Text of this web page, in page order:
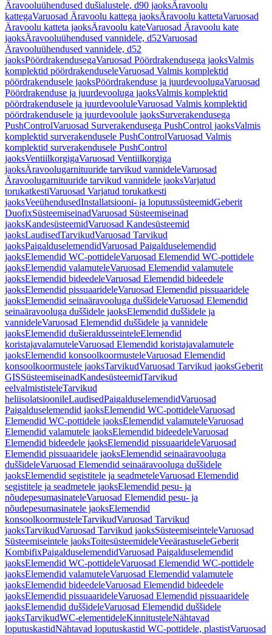
Äravooluühendused dušialustele, d90 jaoksÄravoolu
kattegaVaruosad Äravoolu kattega jaoksÄravoolu kattetaVaruosad
Äravoolu katteta jaoksÄravoolu kateVaruosad Äravoolu kate
jaoksÄravooluühendused vannidele, d52Varuosad
Äravooluühendused vannidele, d52
jaoksPöördrakendusegaVaruosad Pöördrakendusega jaoksValmis
komplektid pöördrakenduseleVaruosad Valmis komplektid
pöördrakendusele jaoksPöördrakenduse ja juurdevoolugaVaruosad
Pöördrakenduse ja juurdevooluga jaoksValmis komplektid
pöördrakendusele ja juurdevooluleVaruosad Valmis komplektid
pöördrakendusele ja juurdevoolule jaoksSurverakendusega
PushControlVaruosad Surverakendusega PushControl jaoksValmis
komplektid surverakendusele PushControlVaruosad Valmis
komplektid surverakendusele PushControl
jaoksVentiilkorgigaVaruosad Ventiilkorgiga
jaoksÄravoolugarnituuride tarvikud vannideleVaruosad
Äravoolugarnituuride tarvikud vannidele jaoksVarjatud
torukatkestiVaruosad Varjatud torukatkesti
jaoksVeeühendusedInstallatsiooni- ja loputussüsteemidGeberit
DuofixSüsteemiseinadVaruosad Süsteemiseinad
jaoksKandesüsteemidVaruosad Kandesüsteemid
jaoksLaudisedTarvikudVaruosad Tarvikud
jaoksPaigalduselemendidVaruosad Paigalduselemendid
jaoksElemendid WC-pottideleVaruosad Elemendid WC-pottidele
jaoksElemendid valamuteleVaruosad Elemendid valamutele
jaoksElemendid bideedeleVaruosad Elemendid bideedele
jaoksElemendid pissuaarideleVaruosad Elemendid pissuaaridele
jaoksElemendid seinaäravooluga duššideleVaruosad Elemendid
seinaäravooluga duššidele jaoksElemendid duššidele ja
vannideleVaruosad Elemendid duššidele ja vannidele
jaoksElemendid dušieraldusseinteleElemendid
koristajavalamuteleVaruosad Elemendid koristajavalamutele
jaoksElemendid konsoolkoormusteleVaruosad Elemendid
konsoolkoormustele jaoksTarvikudVaruosad Tarvikud jaoksGeberit
GISSüsteemiseinadKandesüsteemidTarvikud
eelvalmististeleTarvikud
heliisolatsioonileLaudisedPaigalduselemendidVaruosad
Paigalduselemendid jaoksElemendid WC-pottideleVaruosad
Elemendid WC-pottidele jaoksElemendid valamuteleVaruosad
Elemendid valamutele jaoksElemendid bideedeleVaruosad
Elemendid bideedele jaoksElemendid pissuaarideleVaruosad
Elemendid pissuaaridele jaoksElemendid seinaäravooluga
duššideleVaruosad Elemendid seinaäravooluga duššidele
jaoksElemendid segistitele ja seadmeteleVaruosad Elemendid
segistitele ja seadmetele jaoksElemendid pesu- ja
nõudepesumasinateleVaruosad Elemendid pesu- ja
nõudepesumasinatele jaoksElemendid
konsoolkoormusteleTarvikudVaruosad Tarvikud
jaoksTarvikudVaruosad Tarvikud jaoksSüsteemiseinteleVaruosad
Süsteemiseintele jaoksToitesüsteemideleVeeärastuseleGeberit
KombifixPaigalduselemendidVaruosad Paigalduselemendid
jaoksElemendid WC-pottideleVaruosad Elemendid WC-pottidele
jaoksElemendid valamuteleVaruosad Elemendid valamutele
jaoksElemendid bideedeleVaruosad Elemendid bideedele
jaoksElemendid pissuaarideleVaruosad Elemendid pissuaaridele
jaoksElemendid duššideleVaruosad Elemendid duššidele
jaoksTarvikudWC-elementideleKinnitusteleNähtavad
loputuskastidNähtavad loputuskastid WC-pottidele, plastistVaruosad